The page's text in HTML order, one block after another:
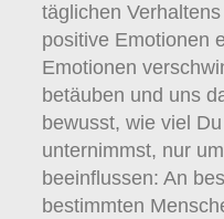
täglichen
positive Emotionen
Emotionen
betäuben und uns
bewusst, wie viel
unternimmst, nur
beeinflussen: An
bestimmten